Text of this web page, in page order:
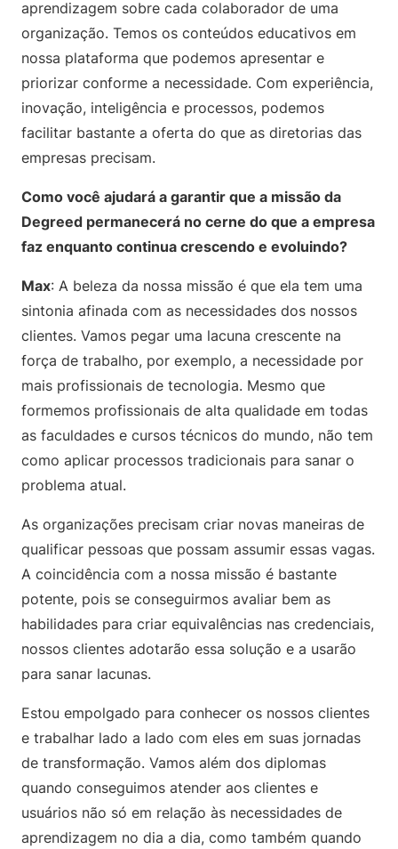
aprendizagem sobre cada colaborador de uma
organização. Temos os conteúdos educativos em
nossa plataforma que podemos apresentar e
priorizar conforme a necessidade. Com experiência,
inovação, inteligência e processos, podemos
facilitar bastante a oferta do que as diretorias das
empresas precisam.
Como você ajudará a garantir que a missão da
Degreed permanecerá no cerne do que a empresa
faz enquanto continua crescendo e evoluindo?
Max: A beleza da nossa missão é que ela tem uma
sintonia afinada com as necessidades dos nossos
clientes. Vamos pegar uma lacuna crescente na
força de trabalho, por exemplo, a necessidade por
mais profissionais de tecnologia. Mesmo que
formemos profissionais de alta qualidade em todas
as faculdades e cursos técnicos do mundo, não tem
como aplicar processos tradicionais para sanar o
problema atual.
As organizações precisam criar novas maneiras de
qualificar pessoas que possam assumir essas vagas.
A coincidência com a nossa missão é bastante
potente, pois se conseguirmos avaliar bem as
habilidades para criar equivalências nas credenciais,
nossos clientes adotarão essa solução e a usarão
para sanar lacunas.
Estou empolgado para conhecer os nossos clientes
e trabalhar lado a lado com eles em suas jornadas
de transformação. Vamos além dos diplomas
quando conseguimos atender aos clientes e
usuários não só em relação às necessidades de
aprendizagem no dia a dia, como também quando